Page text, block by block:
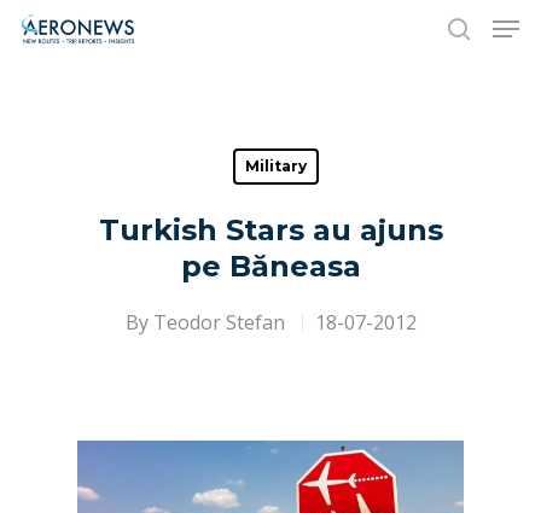
Hit enter to search or ESC to close
Military
Turkish Stars au ajuns
pe Băneasa
By Teodor Stefan 18-07-2012